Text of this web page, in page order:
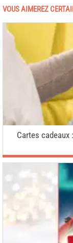
VOUS AIMEREZ
Cartes